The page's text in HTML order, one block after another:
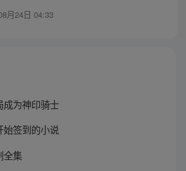
月24日 04:33
成为神印骑士
始签到的小说
全集